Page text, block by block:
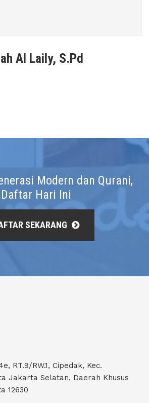
Al Laily, S.Pd
Modern dan Qurani,
Daftar Hari Ini
SEKARANG
RT.9/RW.1, Cipedak, Kec.
Jakarta Selatan, Daerah Khusus
12630